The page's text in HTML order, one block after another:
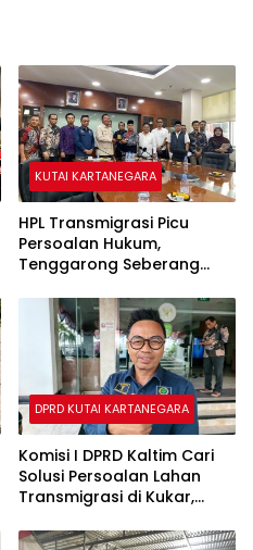
KUTAI KARTANEGARA
HPL Transmigrasi Picu
Persoalan Hukum,
Tenggarong Seberang
Permasalahan Terbanyak
di Kukar
DPRD KUTAI KARTANEGARA
Komisi I DPRD Kaltim Cari
Solusi Persoalan Lahan
Transmigrasi di Kukar,
Terulang